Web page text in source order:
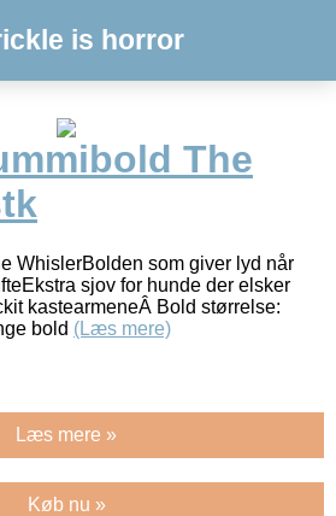
is horror
The
WhislerBolden som giver lyd når
sjov for hunde der elsker
kastearmeneÂ Bold størrelse:
bold (Læs mere)
Læs mere »
Køb nu »